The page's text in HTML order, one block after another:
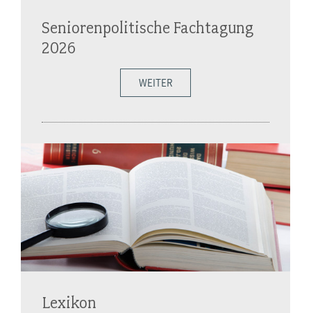
Seniorenpolitische Fachtagung
2026
WEITER
Lexikon